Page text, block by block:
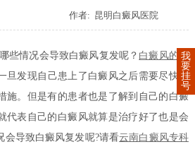
作者: 昆明白癜风医院
些情况会导致白癜风复发呢？ 白癜风的治
旦发现自己患上了白癜风之后需要尽快去
施。但是有的患者也是了解到自己的白癜
代表自己的白癜风就算是治疗好了也是会
会导致白癜风复发呢?请看云南白癜风专科
我
要
挂
号